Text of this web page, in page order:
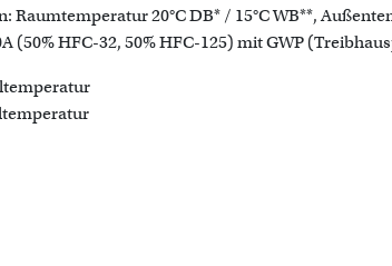
Raumtemperatur 20°C DB* / 15°C WB**,
(50% HFC-32, 50% HFC-125) mit GWP